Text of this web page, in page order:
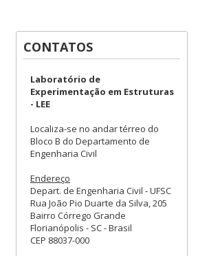
CONTATOS
Laboratório de
Experimentação em Estruturas
- LEE
Localiza-se no andar térreo do
Bloco B do Departamento de
Engenharia Civil
Endereço
Depart. de Engenharia Civil - UFSC
Rua João Pio Duarte da Silva, 205
Bairro Córrego Grande
Florianópolis - SC - Brasil
CEP 88037-000